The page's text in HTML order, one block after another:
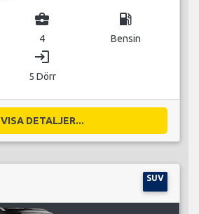
business_center
4
local_gas_station
Bensin
login
5 Dörr
VISA DETALJER...
SUV